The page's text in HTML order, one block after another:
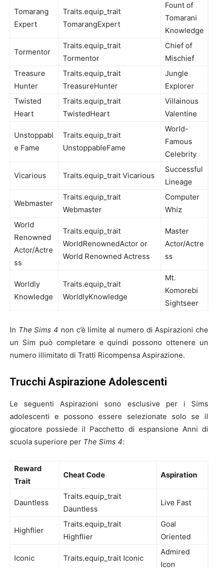
Tomarang
Expert
Traits.equip_trait
TomarangExpert
Fount of
Tomarani
Knowledge
Tormentor
Traits.equip_trait
Tormentor
Chief of
Mischief
Treasure
Hunter
Traits.equip_trait
TreasureHunter
Jungle
Explorer
Twisted
Heart
Traits.equip_trait
TwistedHeart
Villainous
Valentine
Unstoppabl
e Fame
Traits.equip_trait
UnstoppableFame
World-
Famous
Celebrity
Vicarious Traits.equip_trait Vicarious
Successful
Lineage
Webmaster
Traits.equip_trait
Webmaster
Computer
Whiz
World
Renowned
Actor/Actre
ss
Traits.equip_trait
WorldRenownedActor or
World Renowned Actress
Master
Actor/Actre
ss
Worldly
Knowledge
Traits.equip_trait
WorldlyKnowledge
Mt.
Komorebi
Sightseer
In The Sims 4 non c’è limite al numero di Aspirazioni che
un Sim può completare e quindi possono ottenere un
numero illimitato di Tratti Ricompensa Aspirazione.
Trucchi Aspirazione Adolescenti
Le seguenti Aspirazioni sono esclusive per i Sims
adolescenti e possono essere selezionate solo se il
giocatore possiede il Pacchetto di espansione Anni di
scuola superiore per The Sims 4:
Reward
Trait
Cheat Code Aspiration
Dauntless
Traits.equip_trait
Dauntless
Live Fast
Highflier
Traits.equip_trait
Highflier
Goal
Oriented
Iconic Traits.equip_trait Iconic
Admired
Icon